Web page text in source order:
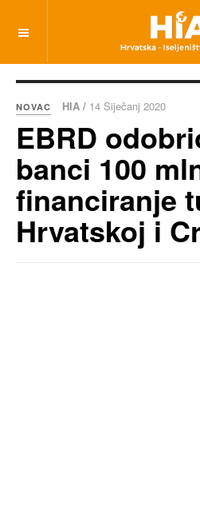
NOVAC HIA / 14 Siječanj 2020
EBRD
banci 100
financiranje
Hrvatskoj i